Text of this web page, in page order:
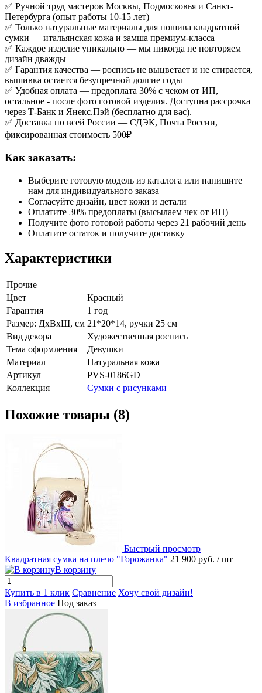
✅ Ручной труд мастеров Москвы, Подмосковья и Санкт-
Петербурга (опыт работы 10-15 лет)
✅ Только натуральные материалы для пошива квадратной
сумки — итальянская кожа и замша премиум-класса
✅ Каждое изделие уникально — мы никогда не повторяем
дизайн дважды
✅ Гарантия качества — роспись не выцветает и не стирается,
вышивка остается безупречной долгие годы
✅ Удобная оплата — предоплата 30% с чеком от ИП,
остальное - после фото готовой изделия. Доступна рассрочка
через Т-Банк и Янекс.Пэй (бесплатно для вас).
✅ Доставка по всей России — СДЭК, Почта России,
фиксированная стоимость 500₽
Как заказать:
Выберите готовую модель из каталога или напишите
нам для индивидуального заказа
Согласуйте дизайн, цвет кожи и детали
Оплатите 30% предоплаты (высылаем чек от ИП)
Получите фото готовой работы через 21 рабочий день
Оплатите остаток и получите доставку
Характеристики
Прочие
Цвет
Красный
Гарантия
1 год
Размер: ДхВхШ, см 21*20*14, ручки 25 см
Вид декора
Художественная роспись
Тема оформления
Девушки
Материал
Натуральная кожа
Артикул
PVS-0186GD
Коллекция
Сумки с рисунками
Похожие товары (8)
Быстрый просмотр
Квадратная сумка на плечо "Горожанка" 21 900 руб. / шт
В корзину
Купить в 1 клик Сравнение Хочу свой дизайн!
В избранное Под заказ